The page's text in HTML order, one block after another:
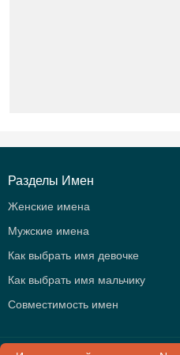
Разделы Имен
Женские имена
Мужские имена
Как выбрать имя девочке
Как выбрать имя мальчику
Совместимость имен